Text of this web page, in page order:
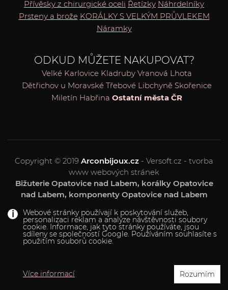
Webové stránky používají k poskytování služeb,
personalizaci reklam a analýze návštěvnosti soubory
cookie. Informace, jak tyto stránky používáte, jsou
sdíleny se společností Google. Používáním souhlasíte s
použitím souborů cookie.
Více informací Rozumím
Přívěsky z chirurgické oceli Řetízky Náhrdelníky
Prsteny a brože KORÁLKY S VELKÝM PRŮVLEKEM
Náramky
ODKUD MŮŽETE NAKUPOVAT?
Velké Karlovice Kladruby Vranová Lhota
Dětřichov u Moravské Třebové Libchyně Skořenice
Miletín Habřina Ostatní města ČR
Copyright © 2019 Arconbijoux.cz - Versoft.cz - tvorba
www webových stránek
Bižuterie Opatovice nad Labem, korálky Opatovice
nad Labem, komponenty Opatovice nad Labem